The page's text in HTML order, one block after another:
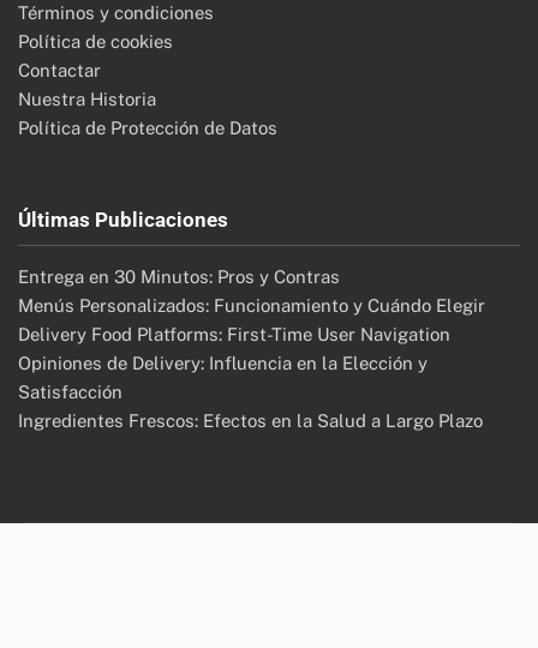
Términos y condiciones
Política de cookies
Contactar
Nuestra Historia
Política de Protección de Datos
Últimas Publicaciones
Entrega en 30 Minutos: Pros y Contras
Menús Personalizados: Funcionamiento y Cuándo Elegir
Delivery Food Platforms: First-Time User Navigation
Opiniones de Delivery: Influencia en la Elección y
Satisfacción
Ingredientes Frescos: Efectos en la Salud a Largo Plazo